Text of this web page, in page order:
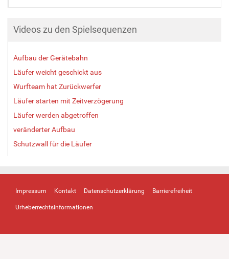
Videos zu den Spielsequenzen
Aufbau der Gerätebahn
Läufer weicht geschickt aus
Wurfteam hat Zurückwerfer
Läufer starten mit Zeitverzögerung
Läufer werden abgetroffen
veränderter Aufbau
Schutzwall für die Läufer
Impressum Kontakt Datenschutzerklärung Barrierefreiheit
Urheberrechtsinformationen